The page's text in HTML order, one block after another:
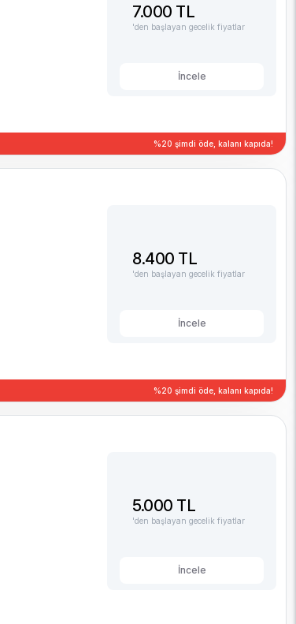
7.000 TL
'den başlayan gecelik fiyatlar
İncele
%20 şimdi öde, kalanı kapıda!
8.400 TL
'den başlayan gecelik fiyatlar
İncele
%20 şimdi öde, kalanı kapıda!
5.000 TL
'den başlayan gecelik fiyatlar
İncele